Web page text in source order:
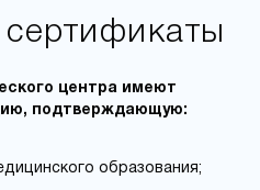
центра имеют
подтверждающую:
образования;